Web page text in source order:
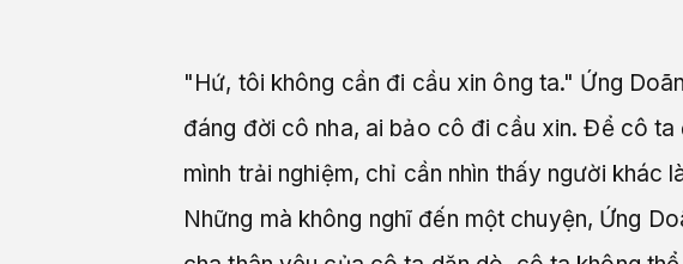
"Hứ, tôi không cần đi cầu xin ông ta." Ứng
đáng đời cô nha, ai bảo cô đi cầu xin. Để cô
mình trải nghiệm, chỉ cần nhìn thấy người khác
Những mà không nghĩ đến một chuyện, Ứng